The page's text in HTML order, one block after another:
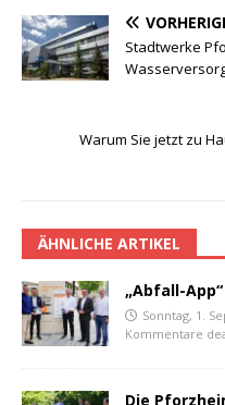
Stadtwerke
Warum Sie jetzt zu
ÄHNLICHE ARTIKEL
„Abfall-
Sonntag, 1.
Kommentare
Die